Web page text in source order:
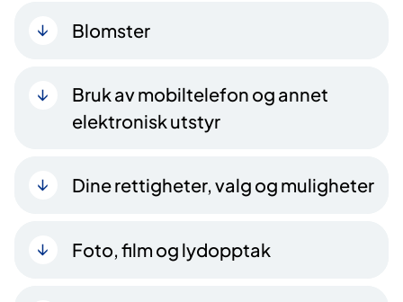
Blomster
Bruk av mobiltelefon og annet
elektronisk utstyr
Dine rettigheter, valg og muligheter
Foto, film og lydopptak